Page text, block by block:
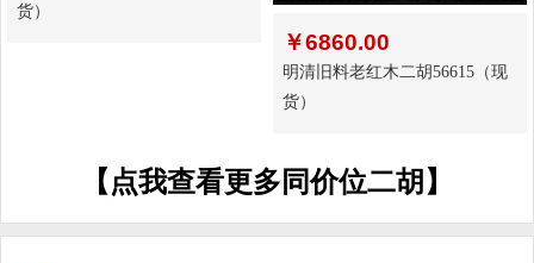
货）
￥6860.00
明清旧料老红木二胡56615（现
货）
【点我查看更多同价位二胡】